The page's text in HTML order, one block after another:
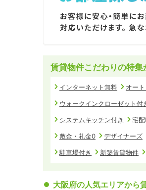
賃貸物件こだわりの特集
インターネット無料 オー
ウォークインクローゼット付
システムキッチン付き 宅配
敷金・礼金0 デザイナーズ
駐車場付き 新築賃貸物件
大阪府の人気エリアから